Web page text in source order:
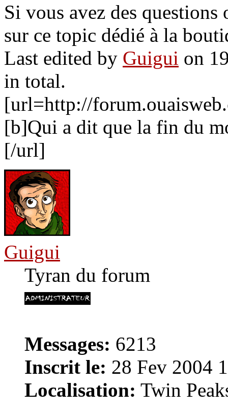
Si vous avez des questions
sur ce topic dédié à la
Last edited by Guigui on
in total.
[url=http://
[b]Qui a dit que la fin du
[/url]
Guigui
Tyran du forum
Messages: 6213
Inscrit le: 28 Fev 2004
Localisation: Twin